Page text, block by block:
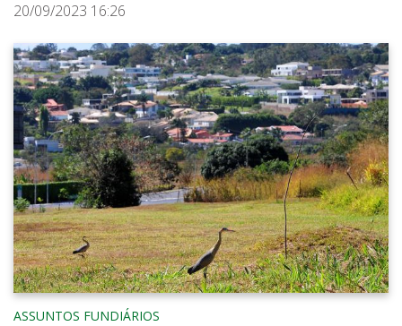
20/09/2023 16:26
ASSUNTOS FUNDIÁRIOS